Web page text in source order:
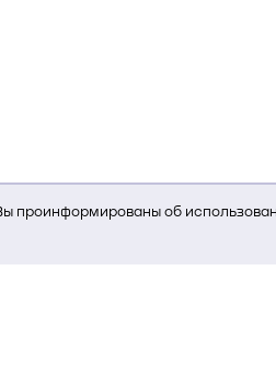
проинформированы об